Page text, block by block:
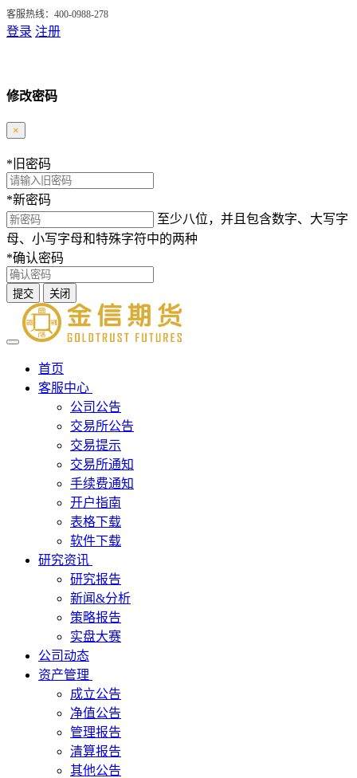
客服热线：400-0988-278
登录 注册
修改密码
×
* 旧密码
*新密码
至少八位，并且包含数字、大写字
母、小写字母和特殊字符中的两种
*确认密码
提交 关闭
首页
客服中心
公司公告
交易所公告
交易提示
交易所通知
手续费通知
开户指南
表格下载
软件下载
研究资讯
研究报告
新闻&分析
策略报告
实盘大赛
公司动态
资产管理
成立公告
净值公告
管理报告
清算报告
其他公告